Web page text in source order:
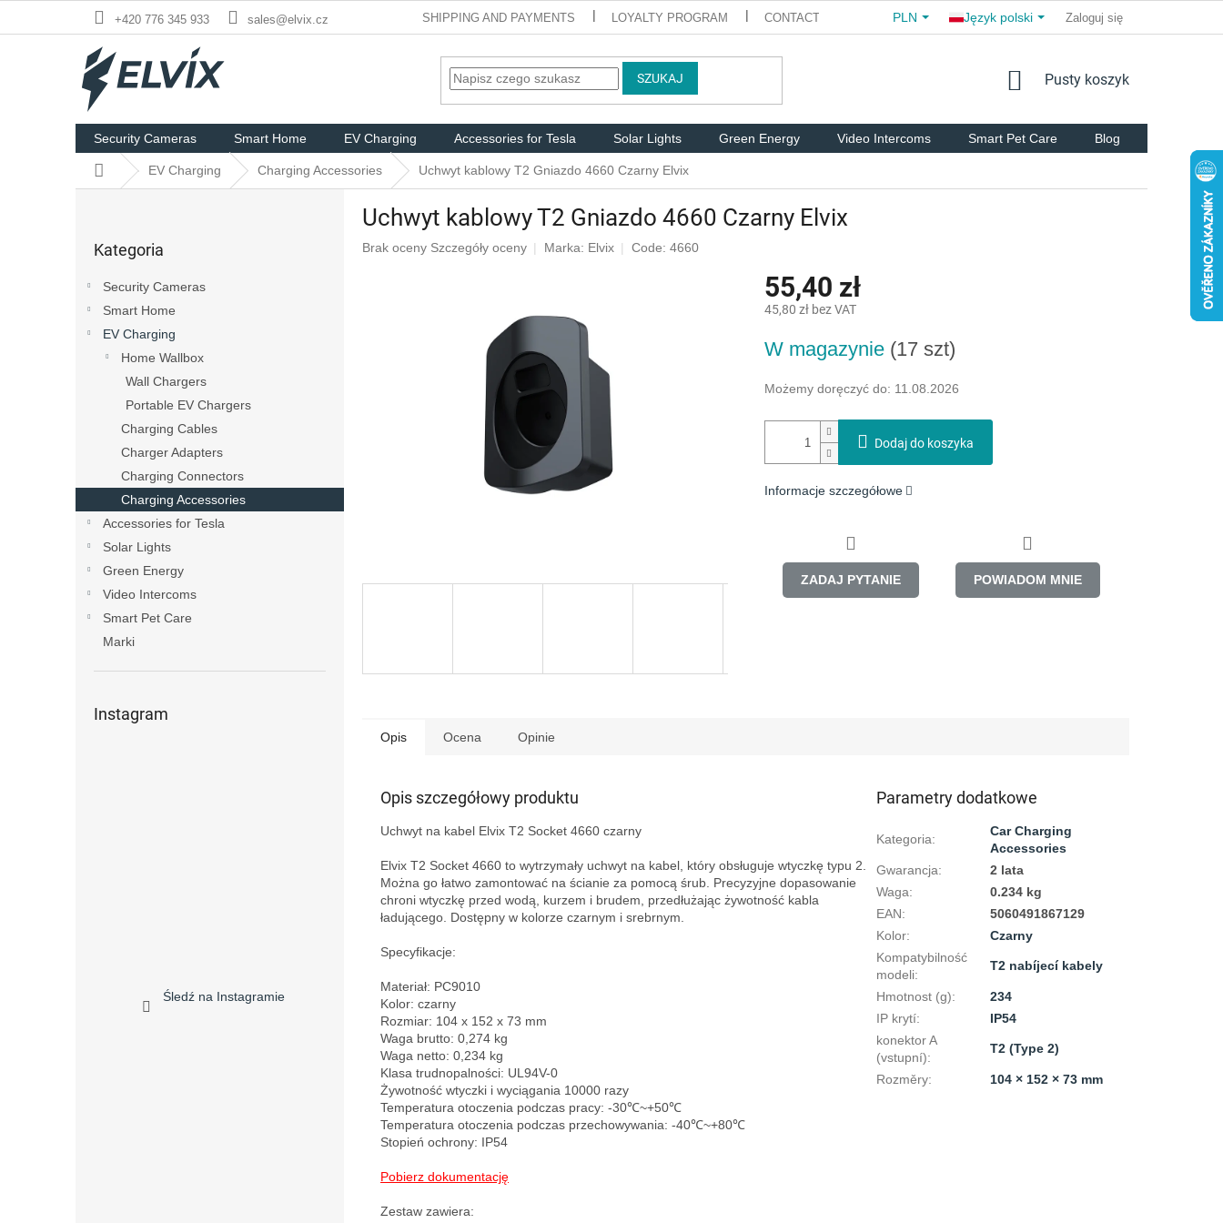
+420 776 345 933 sales@elvix.cz SHIPPING AND PAYMENTS LOYALTY PROGRAM CONTACTS COMMERCIAL TERMS AND CONDITIONS
PLN Język polski Zaloguj się
SZUKAJ KOSZYK
Pusty koszyk
Security Cameras Smart Home EV Charging Accessories for Tesla Solar Lights Green Energy Video Intercoms Smart Pet Care Blog
Home EV Charging Charging Accessories Uchwyt kablowy T2 Gniazdo 4660 Czarny Elvix
kategorie
Kategoria
Security Cameras
Smart Home
EV Charging
Home Wallbox
Wall Chargers
Portable EV Chargers
Charging Cables
Charger Adapters
Charging Connectors
Charging Accessories
Accessories for Tesla
Solar Lights
Green Energy
Video Intercoms
Smart Pet Care
Marki
Instagram
Śledź na Instagramie
Uchwyt kablowy T2 Gniazdo 4660 Czarny Elvix
Średnia
Brak oceny Szczegóły oceny Marka: Elvix Code: 4660
55,40 zł
45,80 zł bez VAT
jednostkowa:
W magazynie (17 szt)
Możemy doręczyć do: 11.08.2026
Dodaj do koszyka
Informacje szczegółowe
ZADAJ PYTANIE POWIADOM MNIE
Opis Ocena Opinie
Opis szczegółowy produktu
Uchwyt na kabel Elvix T2 Socket 4660 czarny
Elvix T2 Socket 4660 to wytrzymały uchwyt na kabel, który obsługuje wtyczkę typu 2.
Można go łatwo zamontować na ścianie za pomocą śrub. Precyzyjne dopasowanie
chroni wtyczkę przed wodą, kurzem i brudem, przedłużając żywotność kabla
ładującego. Dostępny w kolorze czarnym i srebrnym.
Specyfikacje:
Materiał: PC9010
Kolor: czarny
Rozmiar: 104 x 152 x 73 mm
Waga brutto: 0,274 kg
Waga netto: 0,234 kg
Klasa trudnopalności: UL94V-0
Żywotność wtyczki i wyciągania 10000 razy
Temperatura otoczenia podczas pracy: -30℃~+50℃
Temperatura otoczenia podczas przechowywania: -40℃~+80℃
Stopień ochrony: IP54
Pobierz dokumentację
Zestaw zawiera:
Parametry dodatkowe
Kategoria:
Car Charging
Accessories
Gwarancja:
2 lata
Waga:
0.234 kg
EAN:
5060491867129
Kolor:
Czarny
Kompatybilność
modeli:
T2 nabíjecí kabely
Hmotnost (g):
234
IP krytí:
IP54
konektor A
(vstupní):
T2 (Type 2)
Rozměry: 104 × 152 × 73 mm